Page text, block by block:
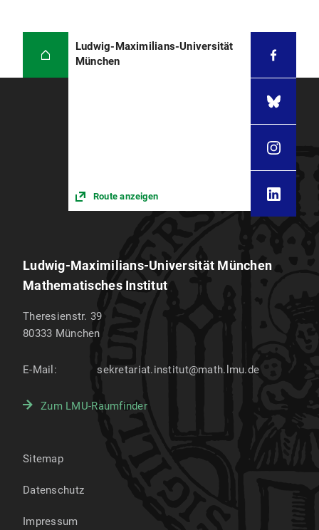
Ludwig-Maximilians-Universität
München
Route anzeigen
Ludwig-Maximilians-Universität München
Mathematisches Institut
Theresienstr. 39
80333 München
E-Mail: sekretariat.institut@math.lmu.de
Zum LMU-Raumfinder
Sitemap
Datenschutz
Impressum